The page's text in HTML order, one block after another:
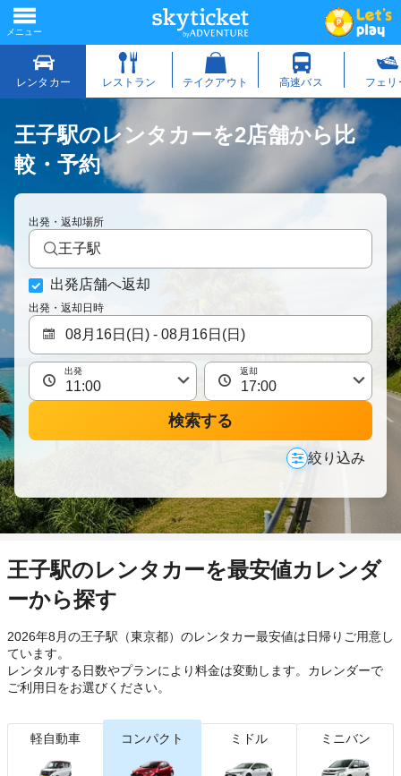
王子駅のレンタカーを2店舗から比
較・予約
出発・返却場所
王子駅
出発店舗へ返却
出発・返却日時
出発 返却
検索する
絞り込み
王子駅のレンタカーを最安値カレンダ
ーから探す
2026年8月の王子駅（東京都）のレンタカー最安値は日帰り ご用意し
ています。
レンタルする日数やプランにより料金は変動します。カレンダーで
ご利用日をお選びください。
軽自動車 コンパクト ミドル ミニバン